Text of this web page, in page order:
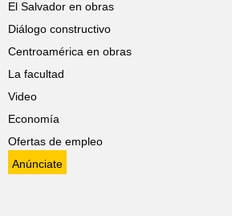
El Salvador en obras
Diálogo constructivo
Centroamérica en obras
La facultad
Video
Economía
Ofertas de empleo
Anúnciate